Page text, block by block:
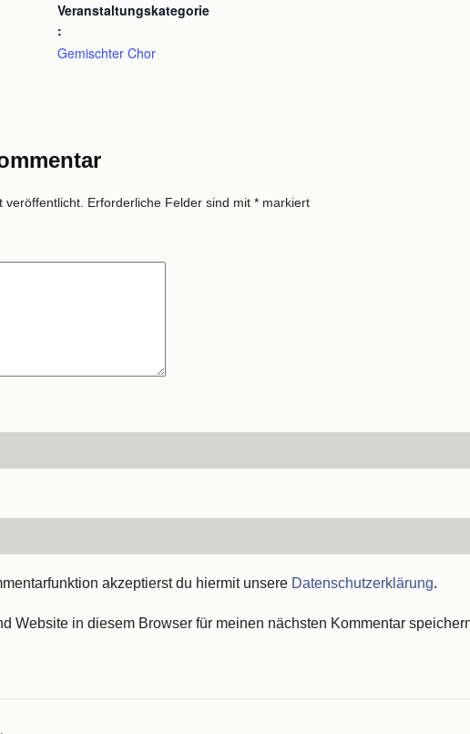
Veranstaltungskategorie
:
Gemischter Chor
veröffentlicht. Erforderliche Felder sind mit * markiert
akzeptierst du hiermit unsere Datenschutzerklärung.
Website in diesem Browser für meinen nächsten Kommentar